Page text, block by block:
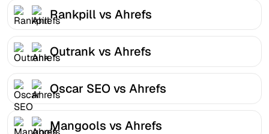
Rankpill vs Ahrefs
Outrank vs Ahrefs
Oscar SEO vs Ahrefs
Mangools vs Ahrefs